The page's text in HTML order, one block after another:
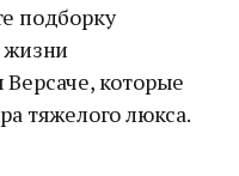
подборку
жизни
которые
тяжелого люкса.